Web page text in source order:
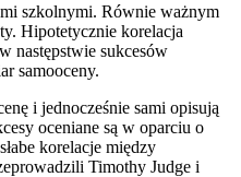
szkolnymi. Równie ważnym
Hipotetycznie korelacja
następstwie sukcesów
samooceny.
i jednocześnie sami opisują
oceniane są w oparciu o
korelacje między
Timothy Judge i